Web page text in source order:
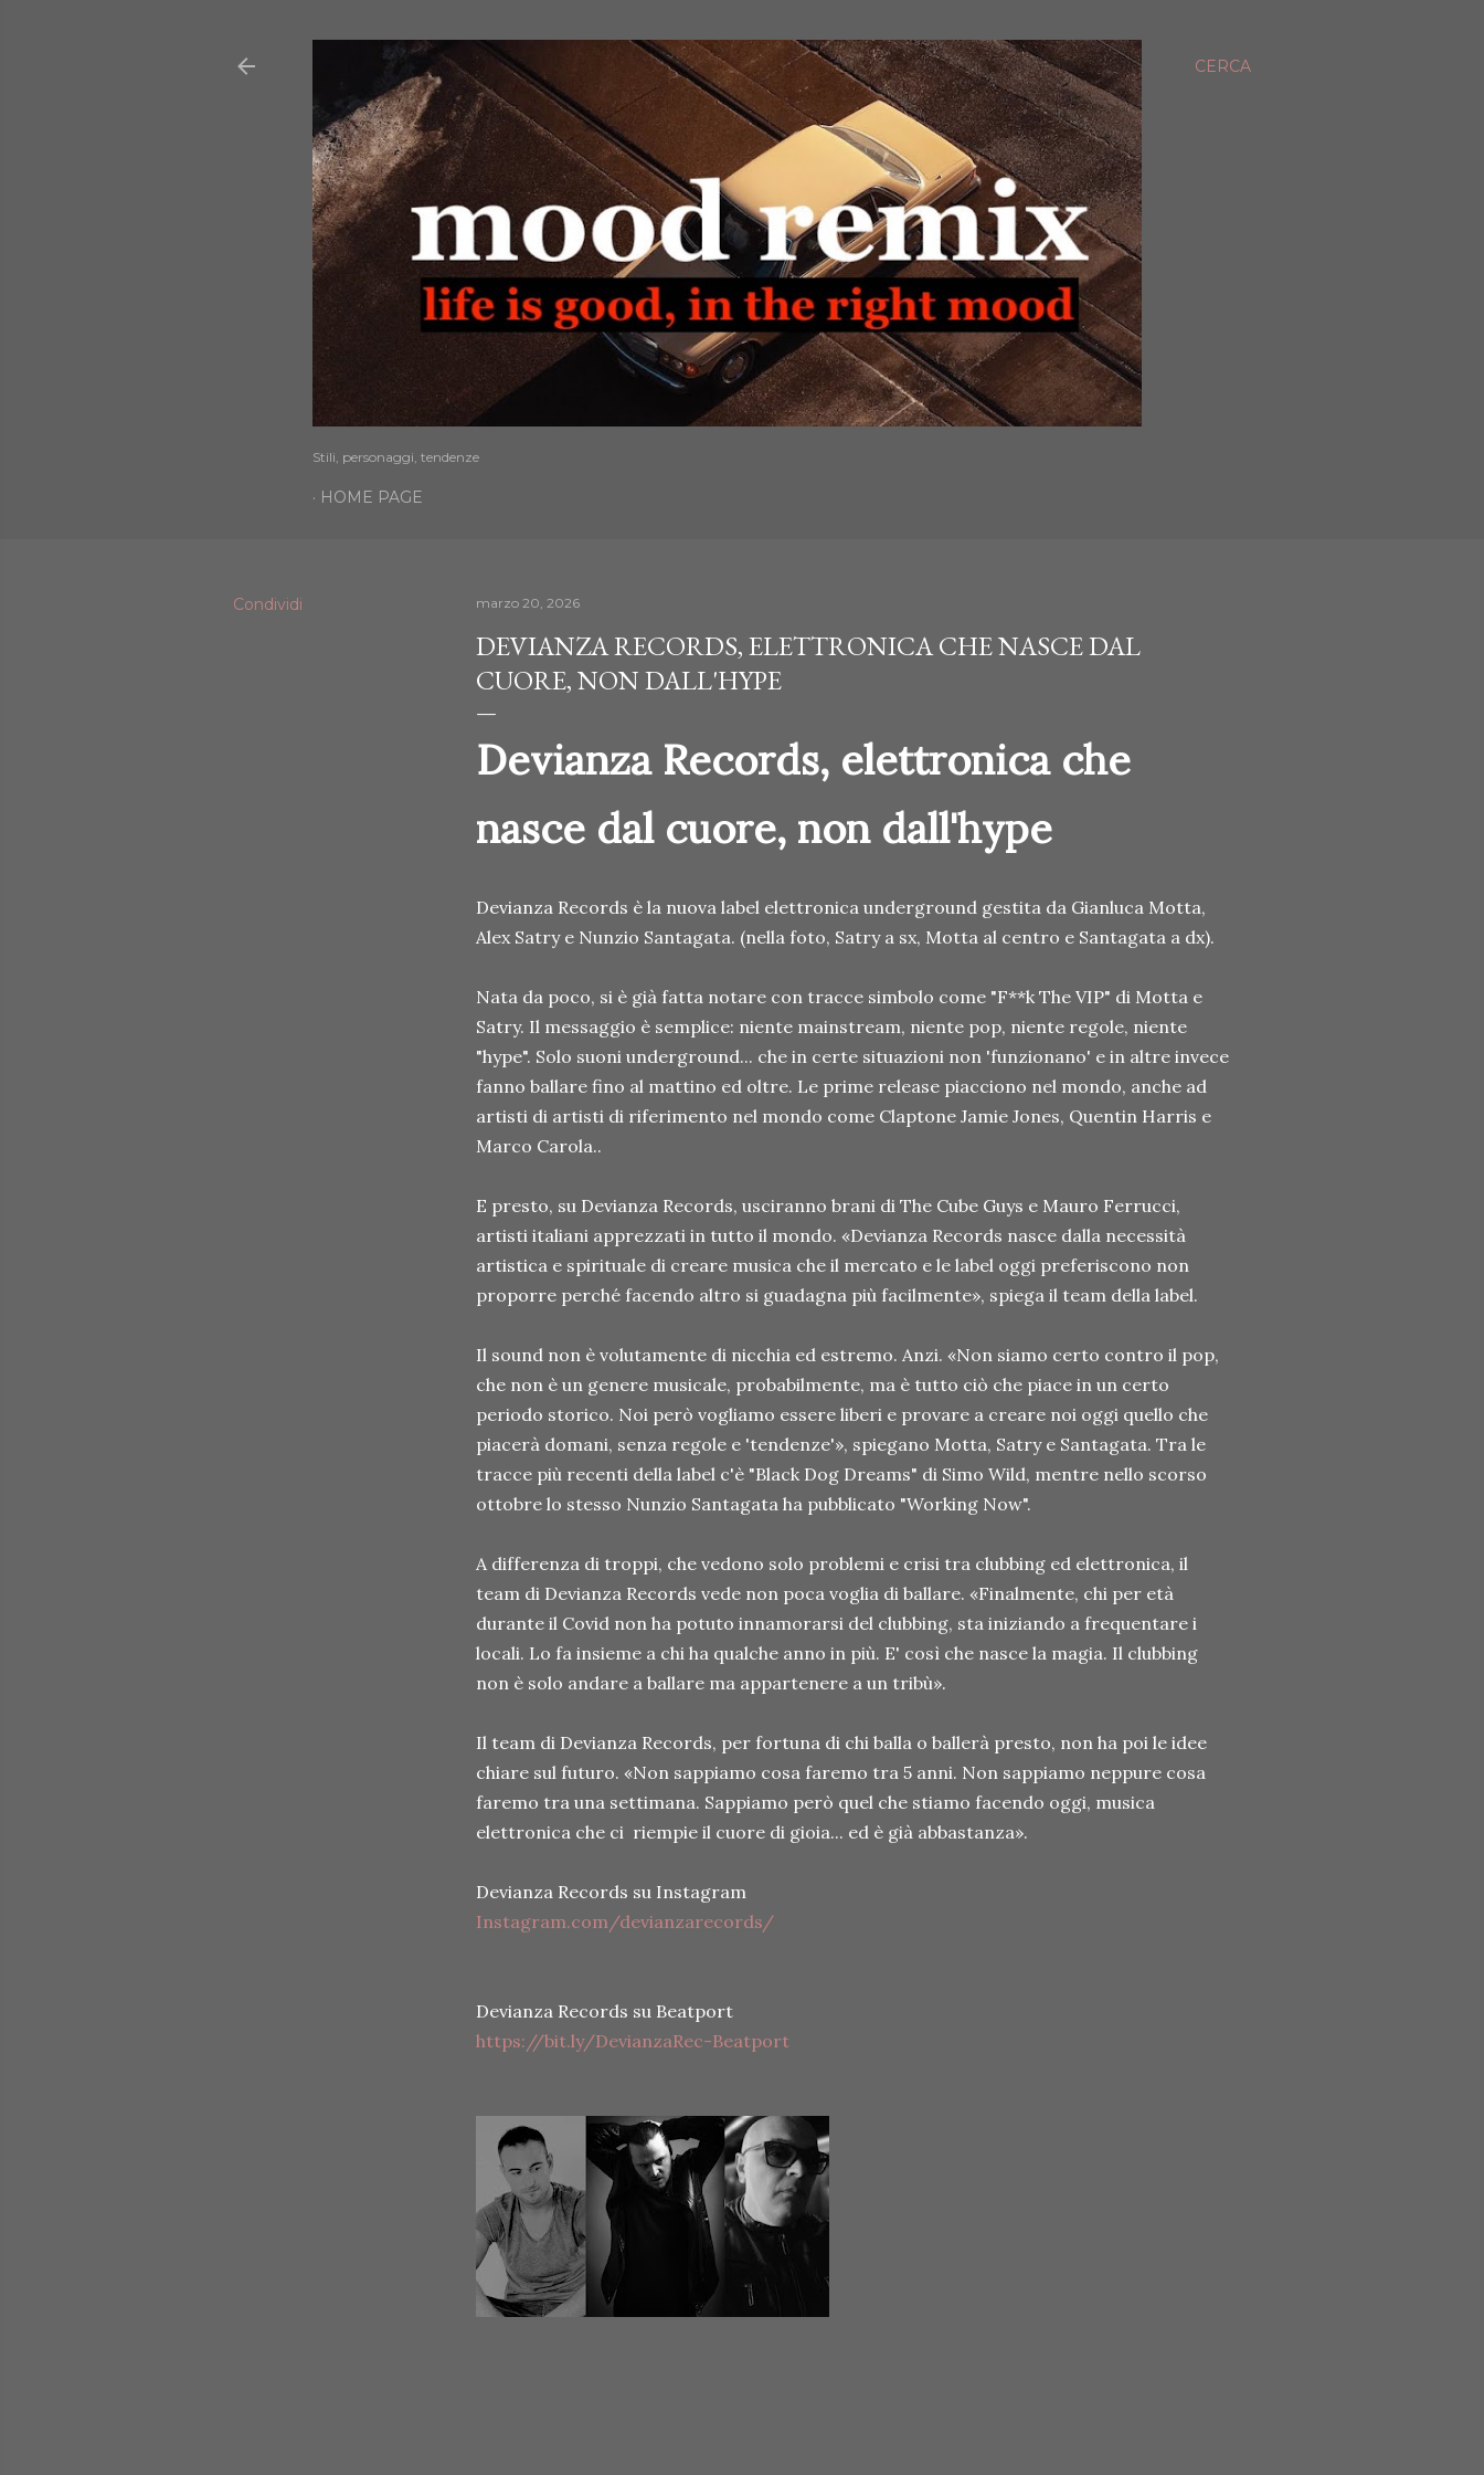
CERCA
Stili, personaggi, tendenze
HOME PAGE
Condividi marzo 20, 2026
DEVIANZA RECORDS, ELETTRONICA CHE NASCE DAL
CUORE, NON DALL'HYPE
Devianza Records, elettronica che
nasce dal cuore, non dall'hype
Devianza Records è la nuova label elettronica underground gestita da Gianluca Motta,
Alex Satry e Nunzio Santagata. (nella foto, Satry a sx, Motta al centro e Santagata a dx).
Nata da poco, si è già fatta notare con tracce simbolo come "F**k The VIP" di Motta e
Satry. Il messaggio è semplice: niente mainstream, niente pop, niente regole, niente
"hype". Solo suoni underground... che in certe situazioni non 'funzionano' e in altre invece
fanno ballare fino al mattino ed oltre. Le prime release piacciono nel mondo, anche ad
artisti di artisti di riferimento nel mondo come Claptone Jamie Jones, Quentin Harris e
Marco Carola..
E presto, su Devianza Records, usciranno brani di The Cube Guys e Mauro Ferrucci,
artisti italiani apprezzati in tutto il mondo. «Devianza Records nasce dalla necessità
artistica e spirituale di creare musica che il mercato e le label oggi preferiscono non
proporre perché facendo altro si guadagna più facilmente», spiega il team della label.
Il sound non è volutamente di nicchia ed estremo. Anzi. «Non siamo certo contro il pop,
che non è un genere musicale, probabilmente, ma è tutto ciò che piace in un certo
periodo storico. Noi però vogliamo essere liberi e provare a creare noi oggi quello che
piacerà domani, senza regole e 'tendenze'», spiegano Motta, Satry e Santagata. Tra le
tracce più recenti della label c'è "Black Dog Dreams" di Simo Wild, mentre nello scorso
ottobre lo stesso Nunzio Santagata ha pubblicato "Working Now".
A differenza di troppi, che vedono solo problemi e crisi tra clubbing ed elettronica, il
team di Devianza Records vede non poca voglia di ballare. «Finalmente, chi per età
durante il Covid non ha potuto innamorarsi del clubbing, sta iniziando a frequentare i
locali. Lo fa insieme a chi ha qualche anno in più. E' così che nasce la magia. Il clubbing
non è solo andare a ballare ma appartenere a un tribù».
Il team di Devianza Records, per fortuna di chi balla o ballerà presto, non ha poi le idee
chiare sul futuro. «Non sappiamo cosa faremo tra 5 anni. Non sappiamo neppure cosa
faremo tra una settimana. Sappiamo però quel che stiamo facendo oggi, musica
elettronica che ci riempie il cuore di gioia... ed è già abbastanza».
Devianza Records su Instagram
Instagram.com/devianzarecords/
Devianza Records su Beatport
https://bit.ly/DevianzaRec-Beatport